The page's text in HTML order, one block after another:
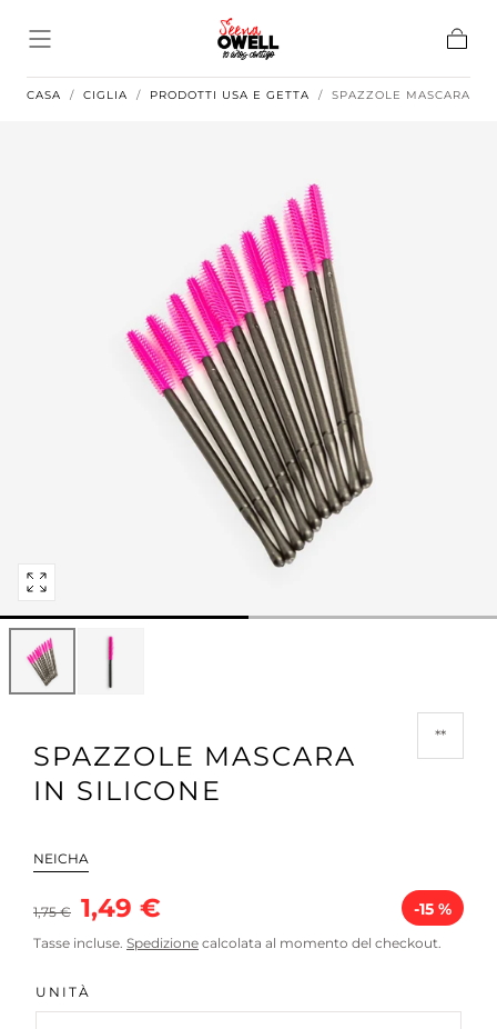
CASA / CIGLIA / PRODOTTI USA E GETTA / SPAZZOLE MASCARA IN
Apri
media
0
in
modale
SPAZZOLE MASCARA
IN SILICONE
**
NEICHA
Prezzo
normale
1,75 €
Prezzo
in
saldo
1,49 € -15 %
Tasse incluse. Spedizione calcolata al momento del checkout.
UNITÀ